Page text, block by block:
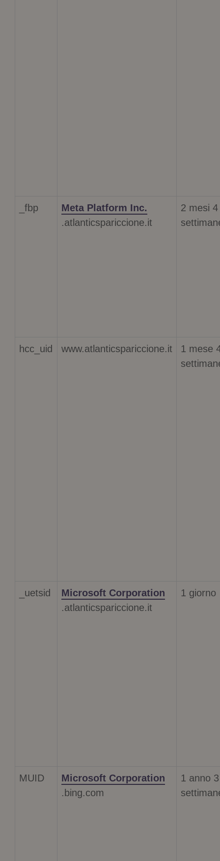
_fbp
Meta Platform Inc.
.atlanticspariccione.it
2 mesi 4
hcc_uid www.atlanticspariccione.it
1 mese
_uetsid
Microsoft Corporation
.atlanticspariccione.it
1 giorno
MUID
Microsoft Corporation
.bing.com
1 anno 3